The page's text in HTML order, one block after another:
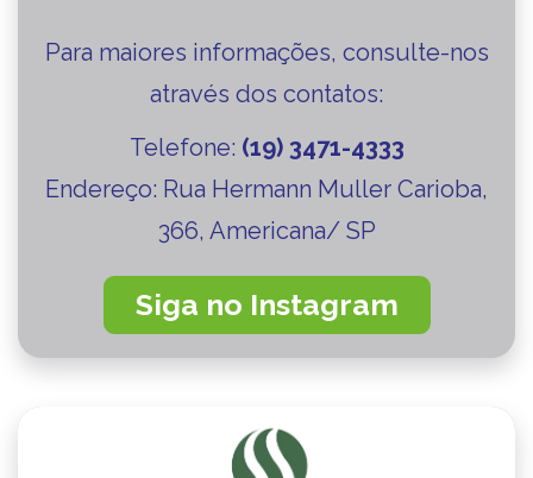
Para maiores informações, consulte-nos
através dos contatos:
Telefone: (19) 3471-4333
Endereço: Rua Hermann Muller Carioba,
366, Americana/ SP
Siga no Instagram